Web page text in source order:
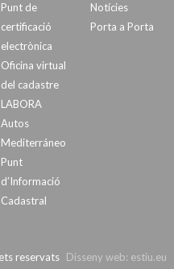
Punt de
certificació
electrònica
Oficina virtual
del cadastre
LABORA
Autos
Mediterráneo
Punt
d’Informació
Cadastral
Notícies
Porta a Porta
Disseny web: estiu.eu
reservats